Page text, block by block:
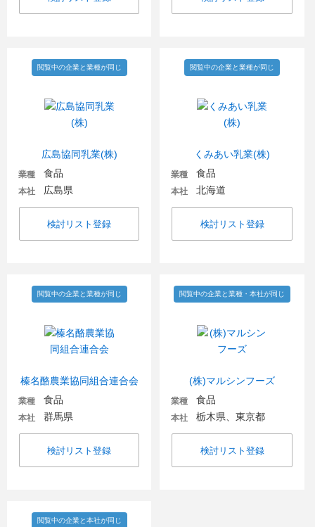
広島協同乳業(株)
閲覧中の企業と業種が同じ
業種 食品
本社 広島県
検討リスト登録
くみあい乳業(株)
閲覧中の企業と業種が同じ
業種 食品
本社 北海道
検討リスト登録
榛名酪農業協同組合連合会
閲覧中の企業と業種が同じ
業種 食品
本社 群馬県
検討リスト登録
(株)マルシンフーズ
閲覧中の企業と業種・本社が同じ
業種 食品
本社 栃木県、東京都
検討リスト登録
閲覧中の企業と本社が同じ